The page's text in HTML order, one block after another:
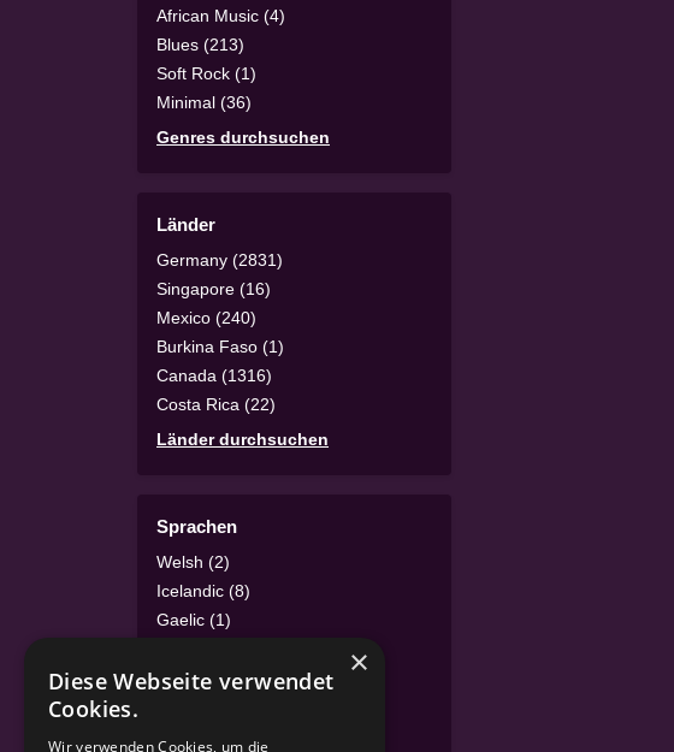
African Music (4)
Blues (213)
Soft Rock (1)
Minimal (36)
Genres durchsuchen
Länder
Germany (2831)
Singapore (16)
Mexico (240)
Burkina Faso (1)
Canada (1316)
Costa Rica (22)
Länder durchsuchen
Sprachen
Welsh (2)
Icelandic (8)
Gaelic (1)
Luxembourgish (4)
Sprachen durchsuchen
×
Diese Webseite verwendet
Cookies.
Wir verwenden Cookies, um die